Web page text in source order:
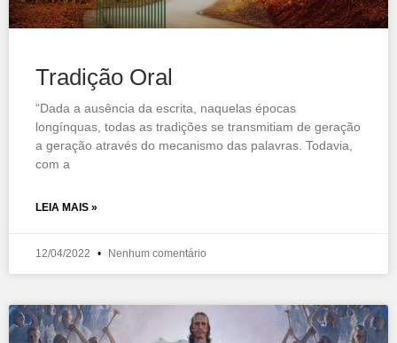
Tradição Oral
“Dada a ausência da escrita, naquelas épocas
longínquas, todas as tradições se transmitiam de geração
a geração através do mecanismo das palavras. Todavia,
com a
LEIA MAIS »
12/04/2022 Nenhum comentário